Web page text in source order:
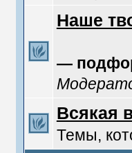
Наше
—
Всякая
Темы,